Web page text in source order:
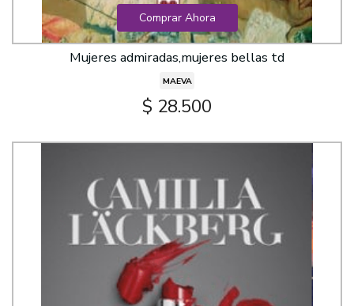
Comprar Ahora
Mujeres admiradas,mujeres bellas td
MAEVA
$ 28.500